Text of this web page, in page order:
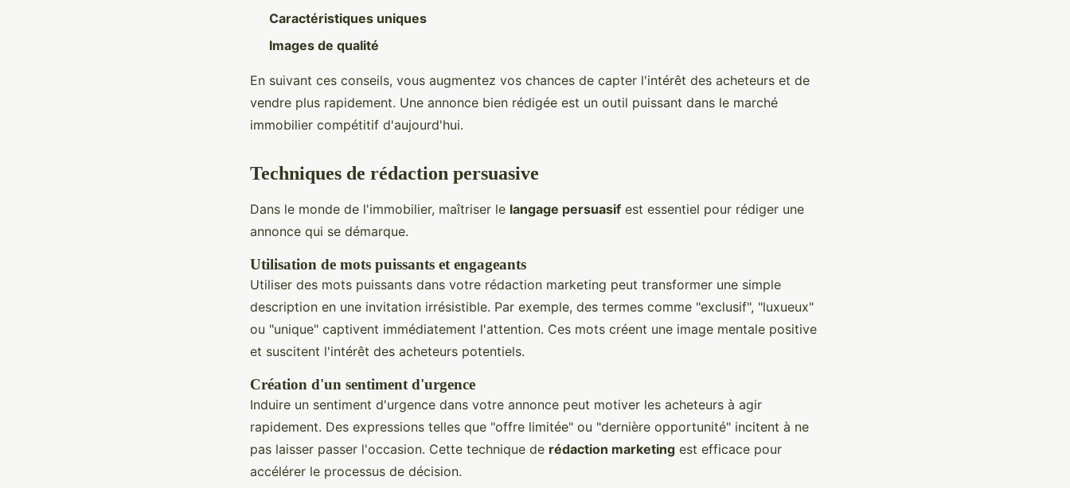
Caractéristiques uniques
Images de qualité
En suivant ces conseils, vous augmentez vos chances de capter l'intérêt des acheteurs et de
vendre plus rapidement. Une annonce bien rédigée est un outil puissant dans le marché
immobilier compétitif d'aujourd'hui.
Techniques de rédaction persuasive
Dans le monde de l'immobilier, maîtriser le langage persuasif est essentiel pour rédiger une
annonce qui se démarque.
Utilisation de mots puissants et engageants
Utiliser des mots puissants dans votre rédaction marketing peut transformer une simple
description en une invitation irrésistible. Par exemple, des termes comme "exclusif", "luxueux"
ou "unique" captivent immédiatement l'attention. Ces mots créent une image mentale positive
et suscitent l'intérêt des acheteurs potentiels.
Création d'un sentiment d'urgence
Induire un sentiment d'urgence dans votre annonce peut motiver les acheteurs à agir
rapidement. Des expressions telles que "offre limitée" ou "dernière opportunité" incitent à ne
pas laisser passer l'occasion. Cette technique de rédaction marketing est efficace pour
accélérer le processus de décision.